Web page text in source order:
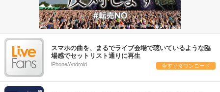
スマホの曲を、まるでライブ会場で聴いているような臨
場感でセットリスト通りに再生
iPhone/Android 今すぐダウンロード